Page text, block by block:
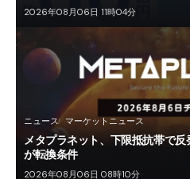
2026年08月06日 11時04分
ニュース マーケットニュース
メタプラネット、下限抵抗帯で
が転換条件
2026年08月06日 08時10分